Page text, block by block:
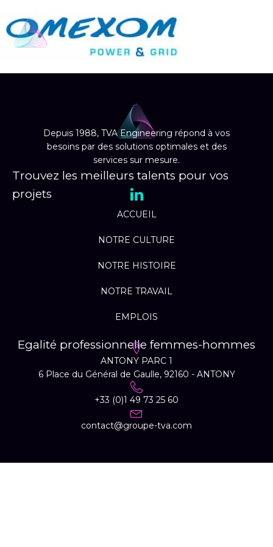
Depuis 1988, TVA Engineering répond à vos
besoins par des solutions optimales et des
services sur mesure.
Trouvez les meilleurs talents pour vos
projets
ACCUEIL
NOTRE CULTURE
NOTRE HISTOIRE
NOTRE TRAVAIL
EMPLOIS
Egalité professionnelle femmes-hommes
ANTONY PARC 1
6 Place du Général de Gaulle, 92160 - ANTONY
+33 (0)1 49 73 25 60
contact@groupe-tva.com